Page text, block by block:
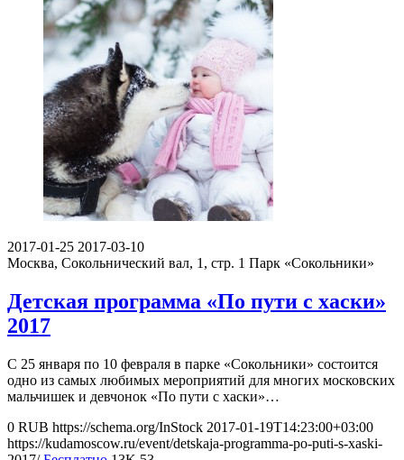
2017-01-25 2017-03-10
Москва, Сокольнический вал, 1, стр. 1 Парк «Сокольники»
Детская программа «По пути с хаски»
2017
С 25 января по 10 февраля в парке «Сокольники» состоится
одно из самых любимых мероприятий для многих московских
мальчишек и девчонок «По пути с хаски»…
0 RUB https://schema.org/InStock 2017-01-19T14:23:00+03:00
https://kudamoscow.ru/event/detskaja-programma-po-puti-s-xaski-